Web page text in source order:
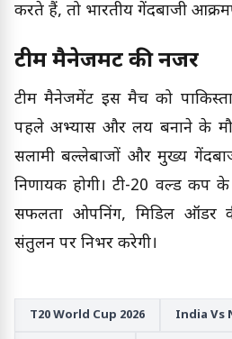
करते हैं, तो भारतीय गेंदबाजी
टीम मैनेजमेंट की नजर
टीम मैनेजमेंट इस मैच को
पहले अभ्यास और लय बनाने के
सलामी बल्लेबाजों और मुख्य
निर्णायक होगी। टी-20 वर्ल्ड
सफलता ओपनिंग, मिडिल ऑर्डर
संतुलन पर निर्भर करेगी।
T20 World Cup 2026 India Vs